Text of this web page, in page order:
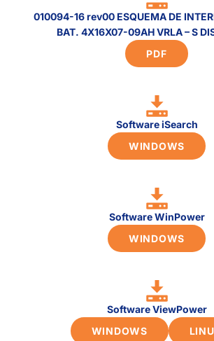
010094-16 rev00 ESQUEMA DE
BAT. 4X16X07-09AH VRLA – S
PDF
Software iSearch
WINDOWS
Software WinPower
WINDOWS
Software ViewPower
WINDOWS